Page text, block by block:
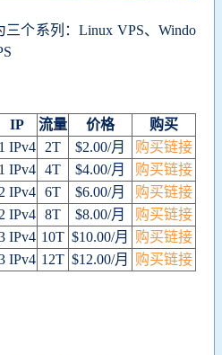
个系列：Linux VPS、Windo
IP 流量 价格
购买
1 IPv4 2T $2.00/月
购买链接
1 IPv4 4T $4.00/月
购买链接
2 IPv4 6T $6.00/月
购买链接
2 IPv4 8T $8.00/月
购买链接
IPv4 10T $10.00/月
购买链接
IPv4 12T $12.00/月 购买链接